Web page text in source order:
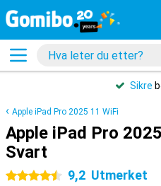
Sikre
Apple iPad Pro 2025 11 WiFi
Apple iPad Pro
Svart
4.5 stjerner 9,2 Utmerket